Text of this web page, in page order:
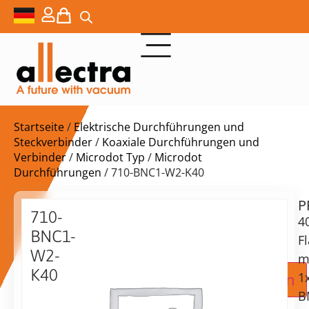
Startseite/ Elektrische Durchführungen und
Steckverbinder/ Koaxiale Durchführungen und
Verbinder/ Microdot Typ / Microdot
Durchführungen / 710-BNC1-W2-K40
710-
BNC1-
W2-
K40
auf
Anfrage
Zur Angebotsanfrage hinzufügen